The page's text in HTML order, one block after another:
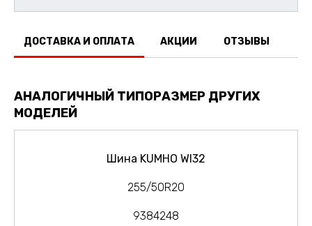
ДОСТАВКА И ОПЛАТА АКЦИИ ОТЗЫВЫ
АНАЛОГИЧНЫЙ ТИПОРАЗМЕР ДРУГИХ
МОДЕЛЕЙ
Шина KUMHO WI32
255/50R20
9384248